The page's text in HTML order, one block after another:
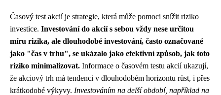
Časový test akcií je strategie, která může pomoci snížit riziko
investice. Investování do akcií s sebou vždy nese určitou
míru rizika, ale dlouhodobé investování, často označované
jako "čas v trhu", se ukázalo jako efektivní způsob, jak toto
riziko minimalizovat. Informace o časovém testu akcií ukazují,
že akciový trh má tendenci v dlouhodobém horizontu růst, i přes
krátkodobé výkyvy. Investováním na delší období, například na